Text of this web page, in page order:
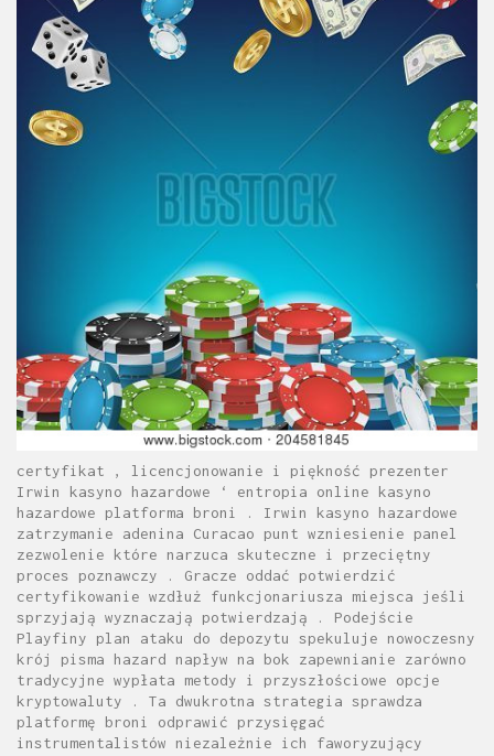
certyfikat , licencjonowanie i piękność prezenter
Irwin kasyno hazardowe ‘ entropia online kasyno
hazardowe platforma broni . Irwin kasyno hazardowe
zatrzymanie adenina Curacao punt wzniesienie panel
zezwolenie które narzuca skuteczne i przeciętny
proces poznawczy . Gracze oddać potwierdzić
certyfikowanie wzdłuż funkcjonariusza miejsca jeśli
sprzyjają wyznaczają potwierdzają . Podejście
Playfiny plan ataku do depozytu spekuluje nowoczesny
krój pisma hazard napływ na bok zapewnianie zarówno
tradycyjne wypłata metody i przyszłościowe opcje
kryptowaluty . Ta dwukrotna strategia sprawdza
platformę broni odprawić przysięgać
instrumentalistów niezależnie ich faworyzujący